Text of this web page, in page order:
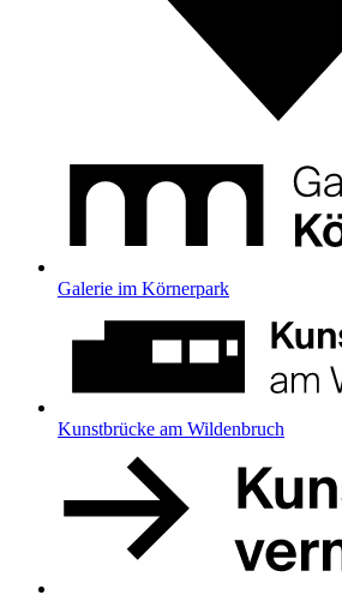
Galerie im Körnerpark
Kunstbrücke am Wildenbruch